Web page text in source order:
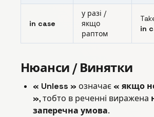
in case
у разі /
якщо
раптом
in
Нюанси / Винятки
« Unless » означає « якщо
», тобто в реченні виражена
заперечна умова.